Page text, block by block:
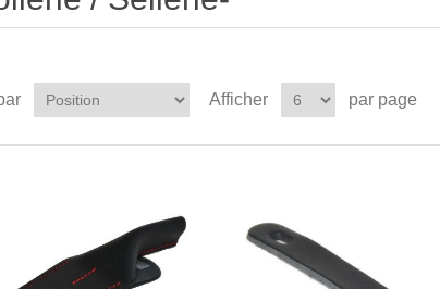
Afficher par page